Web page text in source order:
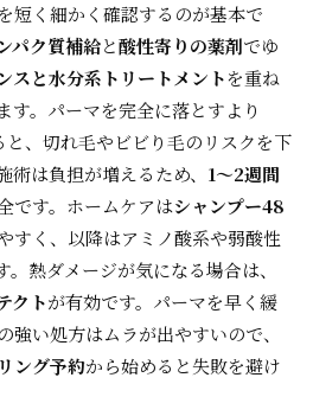
短く細かく確認するのが基本で
パク質補給と酸性寄りの薬剤でゆ
スと水分系トリートメントを重ね
す。パーマを完全に落とすより
と、切れ毛やビビり毛のリスクを下
は負担が増えるため、 1〜2週間
です。ホームケアはシャンプー48
すく、以降はアミノ酸系や弱酸性
熱ダメージが気になる場合は、
クトが有効です。パーマを早く緩
強い処方はムラが出やすいので、
ング予約から始めると失敗を避け